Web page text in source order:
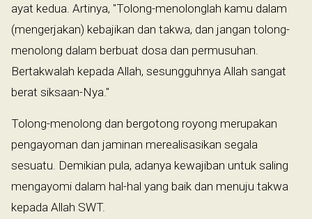
ayat kedua. Artinya, "Tolong-menolonglah kamu dalam
(mengerjakan) kebajikan dan takwa, dan jangan tolong-
menolong dalam berbuat dosa dan permusuhan.
Bertakwalah kepada Allah, sesungguhnya Allah sangat
berat siksaan-Nya."
Tolong-menolong dan bergotong royong merupakan
pengayoman dan jaminan merealisasikan segala
sesuatu. Demikian pula, adanya kewajiban untuk saling
mengayomi dalam hal-hal yang baik dan menuju takwa
kepada Allah SWT.